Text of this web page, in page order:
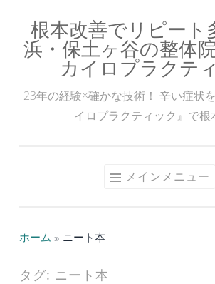
ン
根本改善でリピート
浜・保土ヶ谷の整体
カイロプラクテ
23年の経験×確かな技術！ 辛い症状
イロプラクティック』で根
メインメニュー
ホーム » ニート本
タグ: ニート本